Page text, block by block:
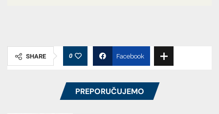
SHARE 0 Facebook
PREPORUČUJEMO